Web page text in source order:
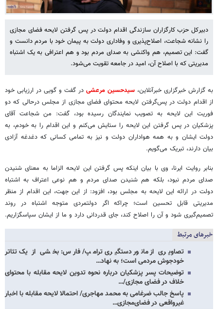
دبیرکل حزب کارگزاران سازندگی اقدام دولت در پس گرفتن لایحه فضای مجازی
را نشانه شجاعت، اصلاح‌پذیری و وفاداری دولت به پیمان خود با مردم دانست و
گفت: این تصمیم، هم واکنشی به صدای مردم بود و هم اعترافی به یک اشتباه
مدیریتی که با اصلاح آن، امید در جامعه تقویت می‌شود.
به گزارش خبرگزاری خبرآنلاین، سیدحسین مرعشی در گفت و گویی در ارزیابی خود
از اقدام دولت در پس‌گرفتن لایحه محتوای فضای مجازی از مجلس درحالی که دو
فوریت این لایحه به تصویب نمایندگان رسیده بود، گفت: من شجاعت آقای
پزشکیان در پس گرفتن این لایحه را ستایش می‌کنم و این اقدام را به خودم، به
دولت ایشان و به همه هواداران دولت و نیز به تمامی کسانی که دغدغه آزادی
بیان دارند، تبریک می‌گویم.
بنابر روایت ایرنا، وی با بیان اینکه پس‌ گرفتن این لایحه الزاما به معنای شنیدن
صدای مردم نبود، بلکه هم شنیدن صدای مردم و هم نوعی اعتراف به اشتباه
دولت در ارائه این لایحه به مجلس بود، افزود: از این جهت، این اقدام از منظر
مدیریتی قابل تحسین است؛ چراکه اگر دولتمردی متوجه اشتباه در روند
تصمیم‌گیری شود و آن را اصلاح کند، جای قدردانی دارد و ما از ایشان سپاسگزاریم.
خبرهای مرتبط
تصاویری از مانور دستگیری ترامپ/ فارس: بخشی از یک تئاتر
خودجوش مردمی است؛ به نهاد…
توضیحات پسر پزشکیان درباره نحوه تدوین لایحه مقابله با محتوای
خلاف در فضای مجازی/…
پاسخ جالب ضرغامی به محمد مهاجری/ احتمالا لایحه مقابله با اخبار
غیرواقعی در فضای‌مجازی…